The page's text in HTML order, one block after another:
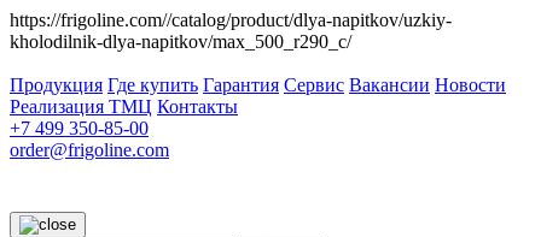
https://frigoline.com//catalog/product/dlya-napitkov/uzkiy-
kholodilnik-dlya-napitkov/max_500_r290_c/
Продукция Где купить Гарантия Сервис Вакансии Новости
Реализация ТМЦ Контакты
+7 499 350-85-00
order@frigoline.com